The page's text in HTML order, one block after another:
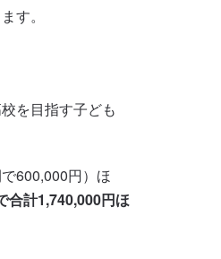
す。
を目指す子ども
600,000円）ほ
合計1,740,000円ほ